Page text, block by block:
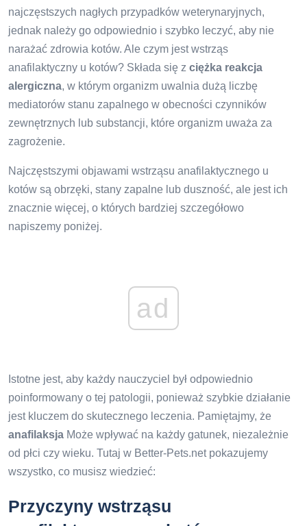
najczęstszych nagłych przypadków weterynaryjnych,
jednak należy go odpowiednio i szybko leczyć, aby nie
narażać zdrowia kotów. Ale czym jest wstrząs
anafilaktyczny u kotów? Składa się z ciężka reakcja
alergiczna, w którym organizm uwalnia dużą liczbę
mediatorów stanu zapalnego w obecności czynników
zewnętrznych lub substancji, które organizm uważa za
zagrożenie.
Najczęstszymi objawami wstrząsu anafilaktycznego u
kotów są obrzęki, stany zapalne lub duszność, ale jest ich
znacznie więcej, o których bardziej szczegółowo
napiszemy poniżej.
ad
Istotne jest, aby każdy nauczyciel był odpowiednio
poinformowany o tej patologii, ponieważ szybkie działanie
jest kluczem do skutecznego leczenia. Pamiętajmy, że
anafilaksja Może wpływać na każdy gatunek, niezależnie
od płci czy wieku. Tutaj w Better-Pets.net pokazujemy
wszystko, co musisz wiedzieć:
Przyczyny wstrząsu